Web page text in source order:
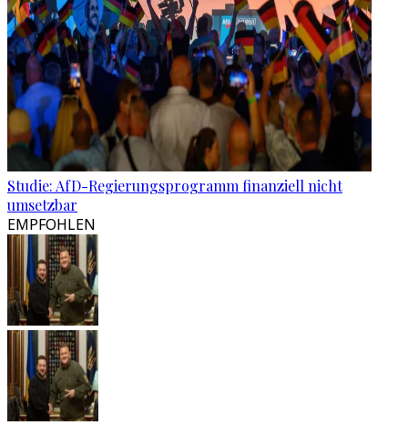
Studie: AfD-Regierungsprogramm finanziell nicht
umsetzbar
EMPFOHLEN